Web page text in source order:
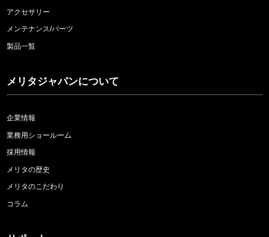
アクセサリー
メンテナンス/パーツ
製品一覧
メリタジャパンについて
企業情報
業務用ショールーム
採用情報
メリタの歴史
メリタのこだわり
コラム